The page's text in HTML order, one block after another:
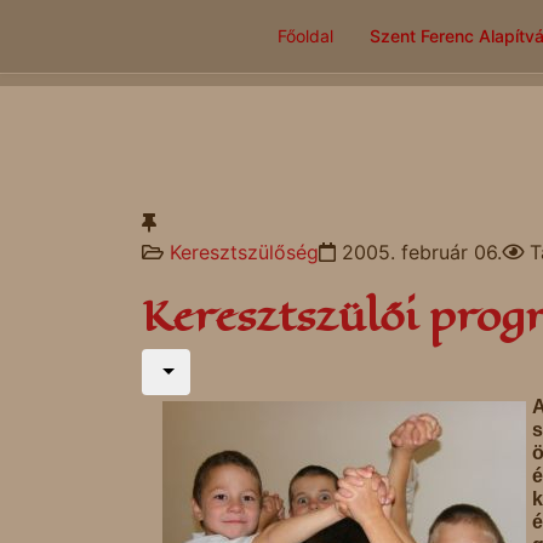
Főoldal Szent Ferenc
Keresztszülőség 2005. február 06.
Keresztszülői